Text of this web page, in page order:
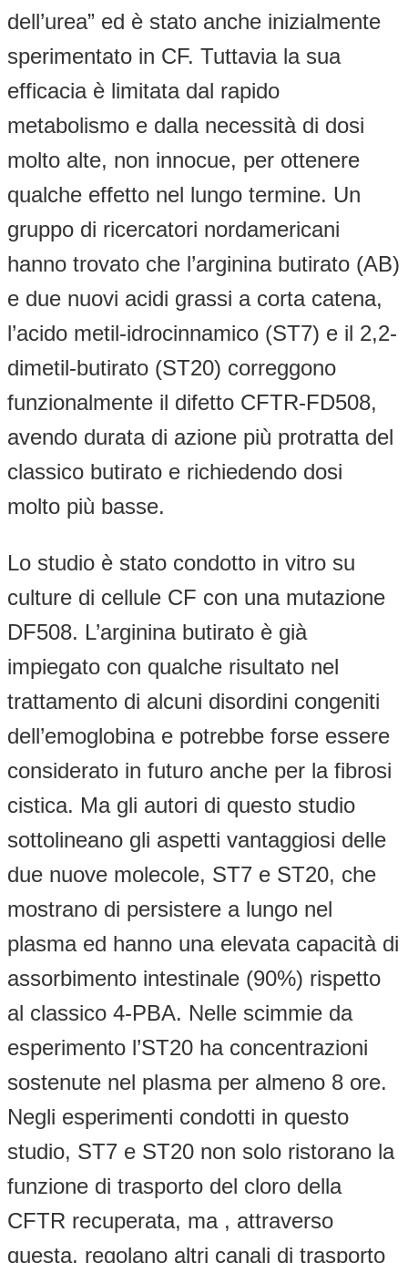
dell’urea” ed è stato anche inizialmente
sperimentato in CF. Tuttavia la sua
efficacia è limitata dal rapido
metabolismo e dalla necessità di dosi
molto alte, non innocue, per ottenere
qualche effetto nel lungo termine. Un
gruppo di ricercatori nordamericani
hanno trovato che l’arginina butirato (AB)
e due nuovi acidi grassi a corta catena,
l’acido metil-idrocinnamico (ST7) e il 2,2-
dimetil-butirato (ST20) correggono
funzionalmente il difetto CFTR-FD508,
avendo durata di azione più protratta del
classico butirato e richiedendo dosi
molto più basse.
Lo studio è stato condotto in vitro su
culture di cellule CF con una mutazione
DF508. L’arginina butirato è già
impiegato con qualche risultato nel
trattamento di alcuni disordini congeniti
dell’emoglobina e potrebbe forse essere
considerato in futuro anche per la fibrosi
cistica. Ma gli autori di questo studio
sottolineano gli aspetti vantaggiosi delle
due nuove molecole, ST7 e ST20, che
mostrano di persistere a lungo nel
plasma ed hanno una elevata capacità di
assorbimento intestinale (90%) rispetto
al classico 4-PBA. Nelle scimmie da
esperimento l’ST20 ha concentrazioni
sostenute nel plasma per almeno 8 ore.
Negli esperimenti condotti in questo
studio, ST7 e ST20 non solo ristorano la
funzione di trasporto del cloro della
CFTR recuperata, ma , attraverso
questa, regolano altri canali di trasporto